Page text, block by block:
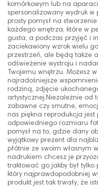
komórkowym lub na
spersonalizowany wydruk w
prosty pomysł na
każdego wnętrza, które w
gusta, a podczas przyjęć i
zaciekawiony wzrok wielu
przestrzeń, ale będą także
odświeżenie wystroju i
Twojemu wnętrzu. Możesz
najradośniejsze
rodziną, zdjęcie
artystycznej.Niezależnie od
zabawne czy smutne,
nas piękna reprodukcja jest
odpowiedniego rozmiaru
pomysł na to, gdzie dany
wyjątkowy prezent dla
płótnie ze swoim własnym
nadrukiem chcesz je
traktować go jakby był
który najprawdopodobniej
produkt jest tak trwały, że